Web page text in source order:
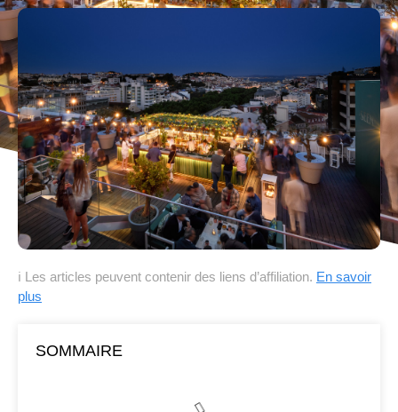
ℹ Les articles peuvent contenir des liens d’affiliation. En savoir
plus
SOMMAIRE